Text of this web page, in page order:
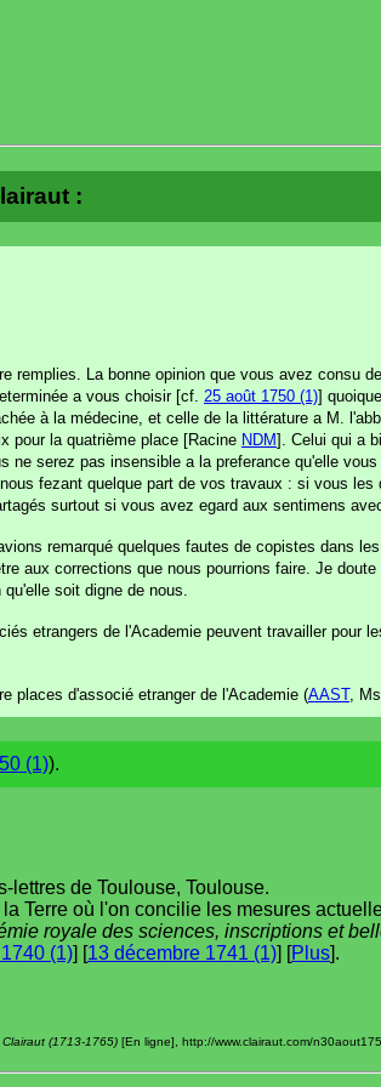
:
remplies. La bonne opinion que vous avez consu
a vous choisir [cf. 25 août 1750 (1)]
à la médecine, et celle de la littérature a M.
pour la quatrième place [Racine NDM]. Celui qui a
serez pas insensible a la preferance qu'elle
fezant quelque part de vos travaux : si vous
surtout si vous avez egard aux sentimens
remarqué quelques fautes de copistes dans
aux corrections que nous pourrions faire. Je
soit digne de nous.
etrangers de l'Academie peuvent travailler pour
places d'associé etranger de l'Academie (AAST,
(1)).
de Toulouse, Toulouse.
Terre où l'on concilie les mesures
royale des sciences, inscriptions et
(1)] [13 décembre 1741 (1)] [Plus].
(1713-1765) [En ligne], http://www.clairaut.com/